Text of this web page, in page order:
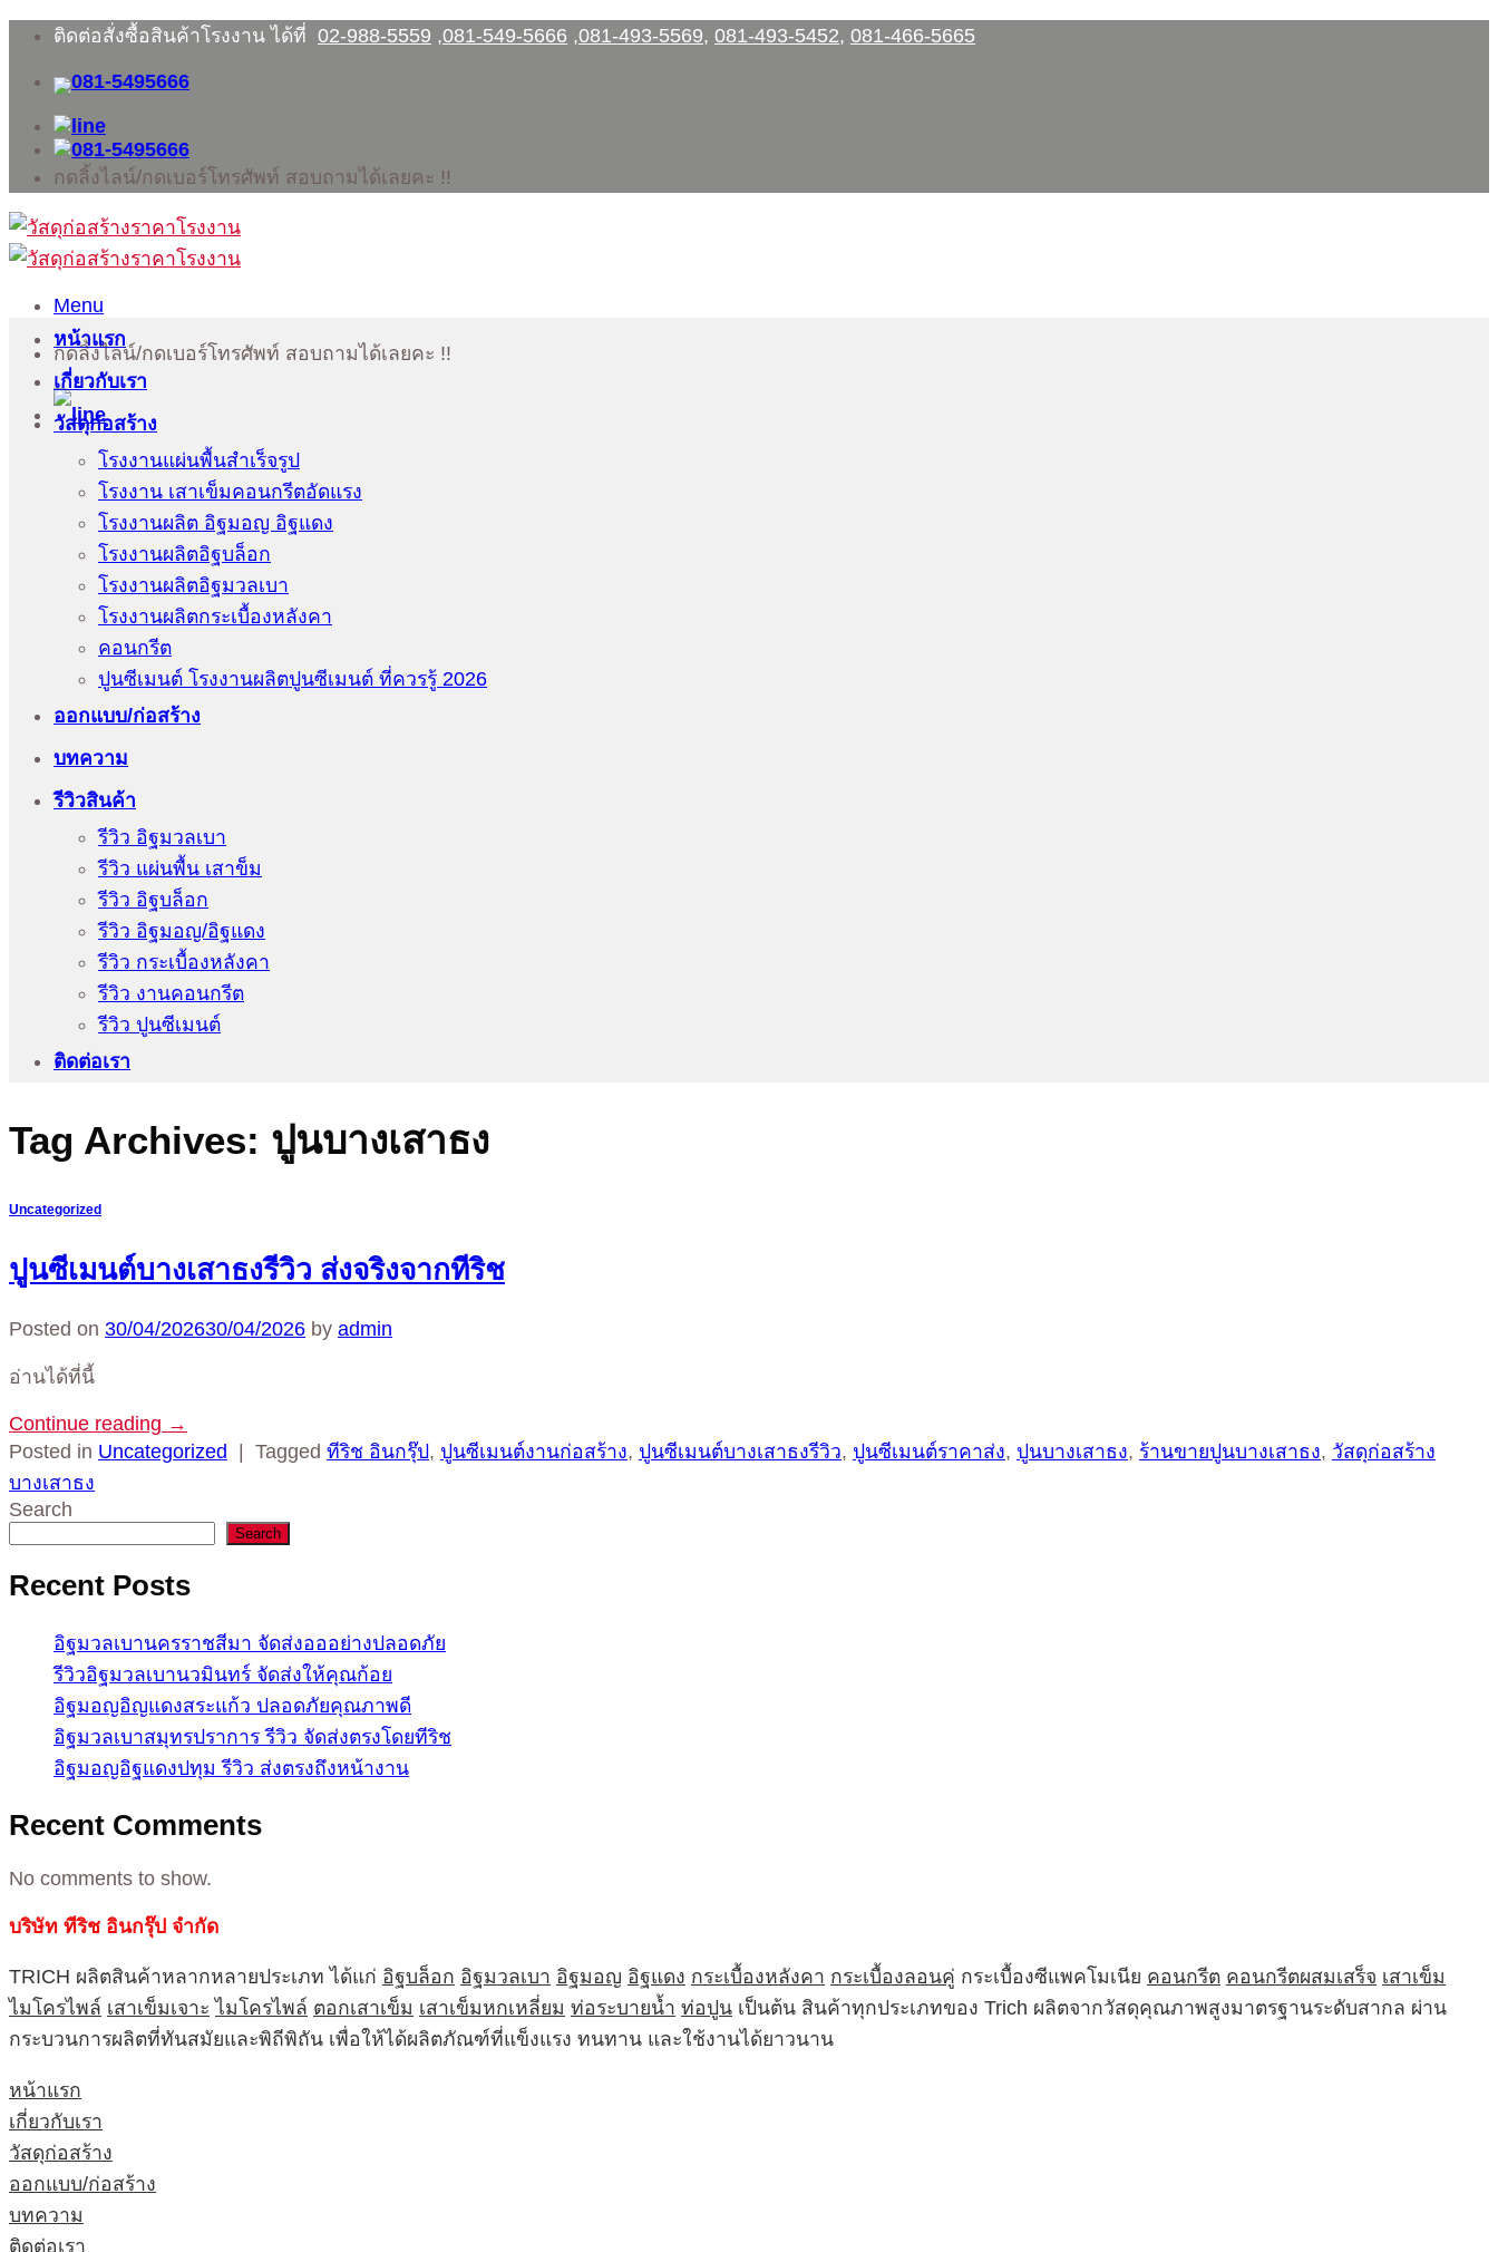
Skip
content
ติดต่อสั่งซื้อสินค้าโรงงาน ได้ที่ 02-988-5559 ,081-549-5666 ,081-493-5569, 081-493-5452, 081-466-5665
กดลิ้งไลน์/กดเบอร์โทรศัพท์ สอบถามได้เลยคะ !!
Menu
กดลิ้งไลน์/กดเบอร์โทรศัพท์ สอบถามได้เลยคะ !!
หน้าแรก
เกี่ยวกับเรา
วัสดุก่อสร้าง
โรงงานแผ่นพื้นสำเร็จรูป
โรงงาน เสาเข็มคอนกรีตอัดแรง
โรงงานผลิต อิฐมอญ อิฐแดง
โรงงานผลิตอิฐบล็อก
โรงงานผลิตอิฐมวลเบา
โรงงานผลิตกระเบื้องหลังคา
คอนกรีต
ปูนซีเมนต์ โรงงานผลิตปูนซีเมนต์ ที่ควรรู้ 2026
ออกแบบ/ก่อสร้าง
บทความ
รีวิวสินค้า
รีวิว อิฐมวลเบา
รีวิว แผ่นพื้น เสาข็ม
รีวิว อิฐบล็อก
รีวิว อิฐมอญ/อิฐแดง
รีวิว กระเบื้องหลังคา
รีวิว งานคอนกรีต
รีวิว ปูนซีเมนต์
ติดต่อเรา
Tag Archives: ปูนบางเสาธง
Uncategorized
ปูนซีเมนต์บางเสาธงรีวิว ส่งจริงจากทีริช
Posted on 30/04/202630/04/2026 by admin
อ่านได้ที่นี้
Continue reading →
Posted in Uncategorized | Tagged ทีริช อินกรุ๊ป, ปูนซีเมนต์งานก่อสร้าง, ปูนซีเมนต์บางเสาธงรีวิว, ปูนซีเมนต์ราคาส่ง, ปูนบางเสาธง, ร้านขายปูนบางเสาธง, วัสดุก่อสร้าง
บางเสาธง
Search
Search
Recent Posts
อิฐมวลเบานครราชสีมา จัดส่งอออย่างปลอดภัย
รีวิวอิฐมวลเบานวมินทร์ จัดส่งให้คุณก้อย
อิฐมอญอิญแดงสระแก้ว ปลอดภัยคุณภาพดี
อิฐมวลเบาสมุทรปราการ รีวิว จัดส่งตรงโดยทีริช
อิฐมอญอิฐแดงปทุม รีวิว ส่งตรงถึงหน้างาน
Recent Comments
No comments to show.
บริษัท ทีริช อินกรุ๊ป จำกัด
TRICH ผลิตสินค้าหลากหลายประเภท ได้แก่ อิฐบล็อก อิฐมวลเบา อิฐมอญ อิฐแดง กระเบื้องหลังคา กระเบื้องลอนคู่ กระเบื้องซีแพคโมเนีย คอนกรีต คอนกรีตผสมเสร็จ เสาเข็ม
ไมโครไพล์ เสาเข็มเจาะ ไมโครไพล์ ตอกเสาเข็ม เสาเข็มหกเหลี่ยม ท่อระบายน้ำ ท่อปูน เป็นต้น สินค้าทุกประเภทของ Trich ผลิตจากวัสดุคุณภาพสูงมาตรฐานระดับสากล ผ่าน
กระบวนการผลิตที่ทันสมัยและพิถีพิถัน เพื่อให้ได้ผลิตภัณฑ์ที่แข็งแรง ทนทาน และใช้งานได้ยาวนาน
หน้าแรก
เกี่ยวกับเรา
วัสดุก่อสร้าง
ออกแบบ/ก่อสร้าง
บทความ
ติดต่อเรา